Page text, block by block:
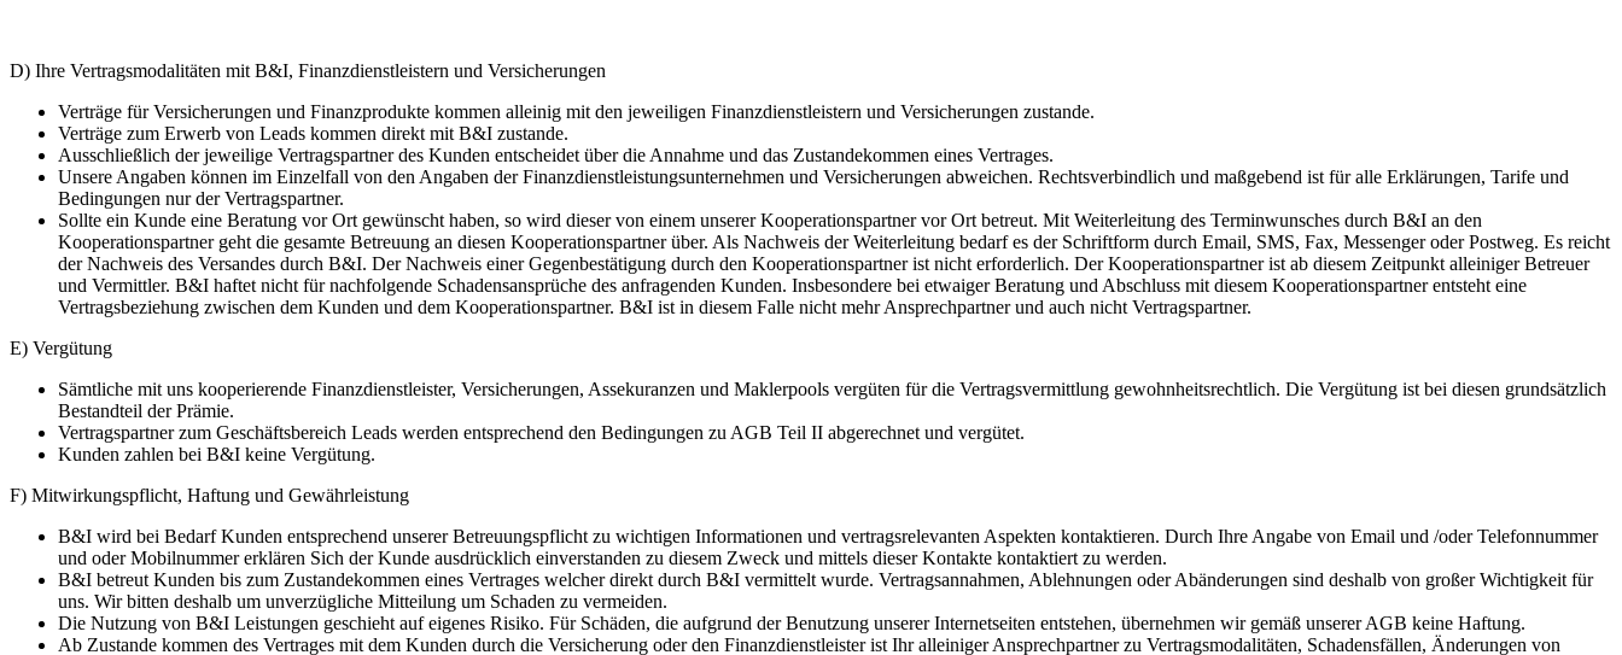
D) Ihre Vertragsmodalitäten mit B&I, Finanzdienstleistern und Versicherungen
Verträge für Versicherungen und Finanzprodukte kommen alleinig mit den jeweiligen Finanzdienstleistern und Versicherungen zustande.
Verträge zum Erwerb von Leads kommen direkt mit B&I zustande.
Ausschließlich der jeweilige Vertragspartner des Kunden entscheidet über die Annahme und das Zustandekommen eines Vertrages.
Unsere Angaben können im Einzelfall von den Angaben der Finanzdienstleistungsunternehmen und Versicherungen abweichen. Rechtsverbindlich und maßgebend ist für alle Erklärungen, Tarife und
Bedingungen nur der Vertragspartner.
Sollte ein Kunde eine Beratung vor Ort gewünscht haben, so wird dieser von einem unserer Kooperationspartner vor Ort betreut. Mit Weiterleitung des Terminwunsches durch B&I an den
Kooperationspartner geht die gesamte Betreuung an diesen Kooperationspartner über. Als Nachweis der Weiterleitung bedarf es der Schriftform durch Email, SMS, Fax, Messenger oder Postweg. Es reicht
der Nachweis des Versandes durch B&I. Der Nachweis einer Gegenbestätigung durch den Kooperationspartner ist nicht erforderlich. Der Kooperationspartner ist ab diesem Zeitpunkt alleiniger Betreuer
und Vermittler. B&I haftet nicht für nachfolgende Schadensansprüche des anfragenden Kunden. Insbesondere bei etwaiger Beratung und Abschluss mit diesem Kooperationspartner entsteht eine
Vertragsbeziehung zwischen dem Kunden und dem Kooperationspartner. B&I ist in diesem Falle nicht mehr Ansprechpartner und auch nicht Vertragspartner.
E) Vergütung
Sämtliche mit uns kooperierende Finanzdienstleister, Versicherungen, Assekuranzen und Maklerpools vergüten für die Vertragsvermittlung gewohnheitsrechtlich. Die Vergütung ist bei diesen grundsätzlich
Bestandteil der Prämie.
Vertragspartner zum Geschäftsbereich Leads werden entsprechend den Bedingungen zu AGB Teil II abgerechnet und vergütet.
Kunden zahlen bei B&I keine Vergütung.
F) Mitwirkungspflicht, Haftung und Gewährleistung
B&I wird bei Bedarf Kunden entsprechend unserer Betreuungspflicht zu wichtigen Informationen und vertragsrelevanten Aspekten kontaktieren. Durch Ihre Angabe von Email und /oder Telefonnummer
und oder Mobilnummer erklären Sich der Kunde ausdrücklich einverstanden zu diesem Zweck und mittels dieser Kontakte kontaktiert zu werden.
B&I betreut Kunden bis zum Zustandekommen eines Vertrages welcher direkt durch B&I vermittelt wurde. Vertragsannahmen, Ablehnungen oder Abänderungen sind deshalb von großer Wichtigkeit für
uns. Wir bitten deshalb um unverzügliche Mitteilung um Schaden zu vermeiden.
Die Nutzung von B&I Leistungen geschieht auf eigenes Risiko. Für Schäden, die aufgrund der Benutzung unserer Internetseiten entstehen, übernehmen wir gemäß unserer AGB keine Haftung.
Ab Zustande kommen des Vertrages mit dem Kunden durch die Versicherung oder den Finanzdienstleister ist Ihr alleiniger Ansprechpartner zu Vertragsmodalitäten, Schadensfällen, Änderungen von